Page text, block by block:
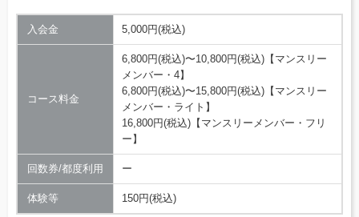
入会金 5,000円(税込)
コース料金
6,800円(税込)〜10,800円(税込)【マンスリー
メンバー・4】
6,800円(税込)〜15,800円(税込)【マンスリー
メンバー・ライト】
16,800円(税込)【マンスリーメンバー・フリ
ー】
回数券/都度利用 ー
体験等 150円(税込)